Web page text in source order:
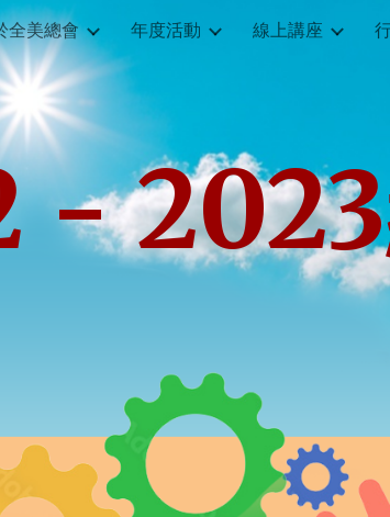
to main content
全美總會 年度活動 線上講座
2023